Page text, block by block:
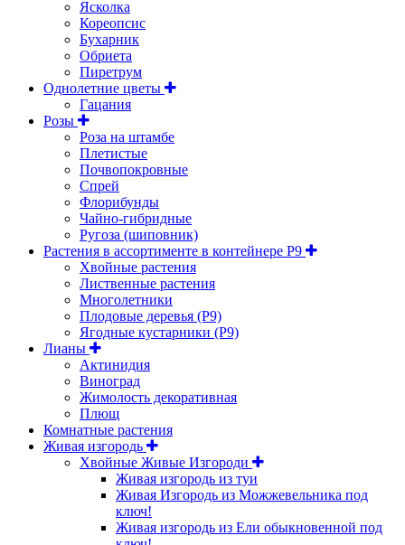
Ясколка
Кореопсис
Бухарник
Обриета
Пиретрум
Однолетние цветы
Гацания
Розы
Роза на штамбе
Плетистые
Почвопокровные
Спрей
Флорибунды
Чайно-гибридные
Ругоза (шиповник)
Растения в ассортименте в контейнере P9
Хвойные растения
Лиственные растения
Многолетники
Плодовые деревья (Р9)
Ягодные кустарники (Р9)
Лианы
Актинидия
Виноград
Жимолость декоративная
Плющ
Комнатные растения
Живая изгородь
Хвойные Живые Изгороди
Живая изгородь из туи
Живая Изгородь из Можжевельника под
ключ!
Живая изгородь из Ели обыкновенной под